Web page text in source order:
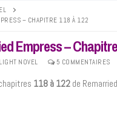
– CHAPITRE 118 À 122
Empress –
LIGHT NOVEL 5 COMMENTAIRES
118 à 122 de